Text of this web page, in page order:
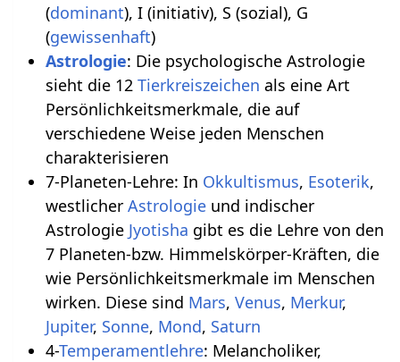
(dominant), I (initiativ), S (sozial), G
(gewissenhaft)
Astrologie: Die psychologische Astrologie
sieht die 12 Tierkreiszeichen als eine Art
Persönlichkeitsmerkmale, die auf
verschiedene Weise jeden Menschen
charakterisieren
7-Planeten-Lehre: In Okkultismus, Esoterik,
westlicher Astrologieund indischer
Astrologie Jyotisha gibt es die Lehre von den
7 Planeten-bzw. Himmelskörper-Kräften, die
wie Persönlichkeitsmerkmale im Menschen
wirken. Diese sind Mars, Venus, Merkur,
Jupiter, Sonne, Mond, Saturn
4-Temperamentlehre: Melancholiker,